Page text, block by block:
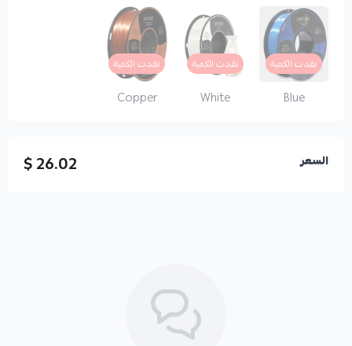
نفدت الكمية
Blue
نفدت الكمية
White
نفدت الكمية
Copper
السعر 26.02 $